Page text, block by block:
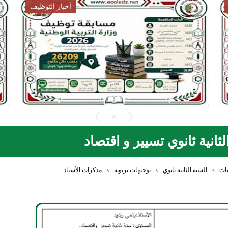
أخبار التوظيف
2026-07-28
ecoledz.net
ثانوي تسيير و اقتصاد
> السنة الثانية ثانوي > توجيهات تربوية > مذكرات الأستاذ